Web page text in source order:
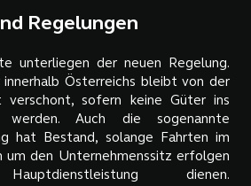
Regelungen
unterliegen der neuen Regelung.
innerhalb Österreichs bleibt von der
verschont, sofern keine Güter ins
werden. Auch die sogenannte
hat Bestand, solange Fahrten im
um den Unternehmenssitz erfolgen
dienen.